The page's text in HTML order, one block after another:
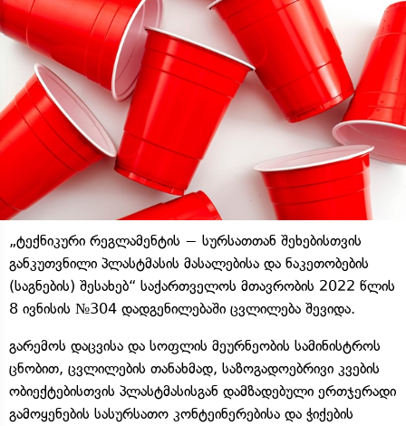
„ტექნიკური რეგლამენტის − სურსათთან შეხებისთვის
განკუთვნილი პლასტმასის მასალებისა და ნაკეთობების
(საგნების) შესახებ“ საქართველოს მთავრობის 2022 წლის
8 ივნისის №304 დადგენილებაში ცვლილება შევიდა.
გარემოს დაცვისა და სოფლის მეურნეობის სამინისტროს
ცნობით, ცვლილების თანახმად, საზოგადოებრივი კვების
ობიექტებისთვის პლასტმასისგან დამზადებული ერთჯერადი
გამოყენების სასურსათო კონტეინერებისა და ჭიქების